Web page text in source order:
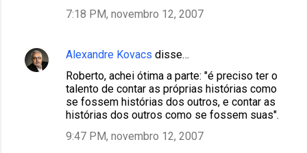
7:18 PM, novembro 12, 2007
Alexandre Kovacs disse…
Roberto, achei ótima a parte: "é preciso ter o
talento de contar as próprias histórias como
se fossem histórias dos outros, e contar as
histórias dos outros como se fossem suas".
9:47 PM, novembro 12, 2007